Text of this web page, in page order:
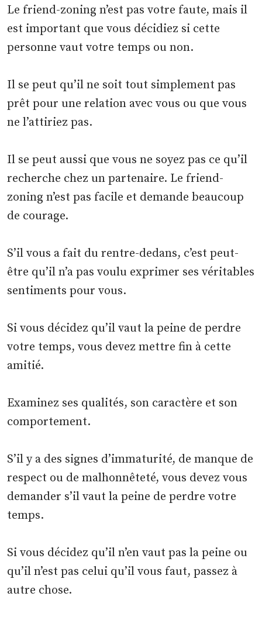
Le friend-zoning n’est pas votre faute, mais il
est important que vous décidiez si cette
personne vaut votre temps ou non.
Il se peut qu’il ne soit tout simplement pas
prêt pour une relation avec vous ou que vous
ne l’attiriez pas.
Il se peut aussi que vous ne soyez pas ce qu’il
recherche chez un partenaire. Le friend-
zoning n’est pas facile et demande beaucoup
de courage.
S’il vous a fait du rentre-dedans, c’est peut-
être qu’il n’a pas voulu exprimer ses véritables
sentiments pour vous.
Si vous décidez qu’il vaut la peine de perdre
votre temps, vous devez mettre fin à cette
amitié.
Examinez ses qualités, son caractère et son
comportement.
S’il y a des signes d’immaturité, de manque de
respect ou de malhonnêteté, vous devez vous
demander s’il vaut la peine de perdre votre
temps.
Si vous décidez qu’il n’en vaut pas la peine ou
qu’il n’est pas celui qu’il vous faut, passez à
autre chose.